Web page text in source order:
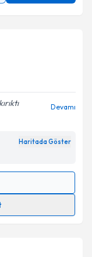
Devamı
Haritada Göster